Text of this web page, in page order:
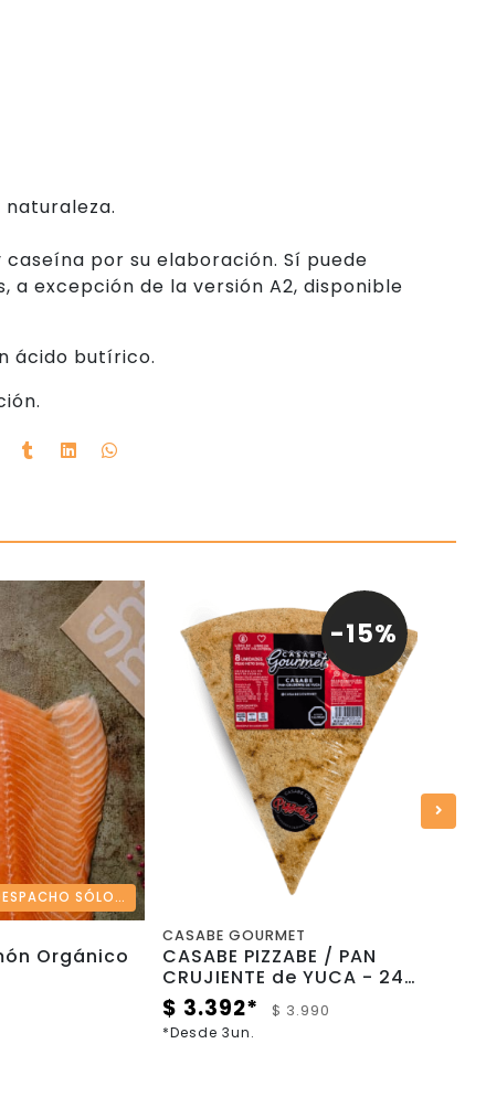
por su elaboración. Sí puede
a excepción de la versión A2, disponible
ácido butírico.
DESPACHO SÓLO REGIÓN METROPOLITANA
Orgánico
-15%
CASABE GOURMET
CASABE PIZZABE / PAN
CRUJIENTE de YUCA - 240
gr - Casabe Gourmet
$ 3.392*
$ 3.990
*Desde 3un.